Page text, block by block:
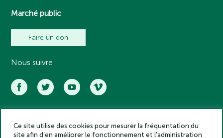
Marché public
Faire un don
Nous suivre
Académie des inscriptions et belles lettres – Tous droits réservés
Ce site utilise des cookies pour mesurer la fréquentation du
site afin d’en améliorer le fonctionnement et l’administration